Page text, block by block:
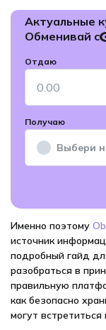
Именно поэтому
источник
подробный гайд
разобраться в
правильную
как безопасно
могут